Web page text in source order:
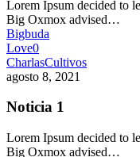
Lorem Ipsum decided to
Big Oxmox advised…
Bigbuda
Love0
CharlasCultivos
agosto 8, 2021
Noticia 1
Lorem Ipsum decided to
Big Oxmox advised…